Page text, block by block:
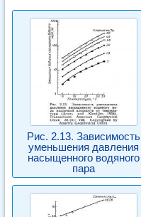
Рис. 2.13. Зависимость
уменьшения давления
насыщенного водяного
пара